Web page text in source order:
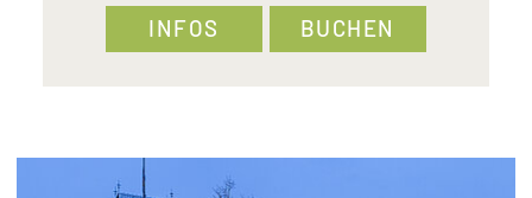
INFOS BUCHEN